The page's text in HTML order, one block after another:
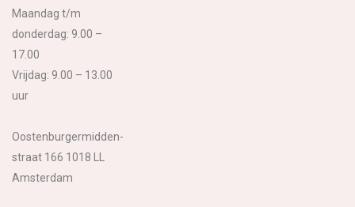
Maandag t/m
donderdag: 9.00 –
17.00
Vrijdag: 9.00 – 13.00
uur
Oostenburgermidden-
straat 166 1018 LL
Amsterdam